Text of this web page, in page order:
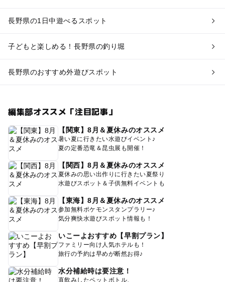
長野県の1日中遊べるスポット
子どもと楽しめる！長野県の釣り堀
長野県のおすすめ外遊びスポット
編集部オススメ「注目記事」
【関東】8月＆夏休みのオススメ
暑い夏に行きたい水遊びイベント♪
夏の定番恐竜＆昆虫展も開催！
【関西】8月＆夏休みのオススメ
夏休みの思い出作りに行きたい夏祭り
水遊びスポット＆子供無料イベントも
【東海】8月＆夏休みのオススメ
参加無料ポケモンスタンプラリー♪
気分爽快水遊びスポット情報も！
いこーよおすすめ【早割プラン】
ファミリー向け人気ホテルも！
旅行の予約は早めが断然お得♪
水分補給時は要注意！
直飲みしたペットボトル、